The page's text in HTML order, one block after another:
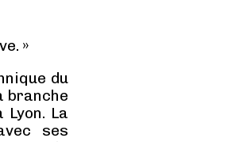
»
du
branche
La
ses